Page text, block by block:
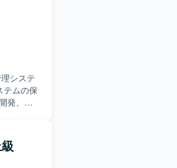
ツー
システ
発、テ
り組
り組